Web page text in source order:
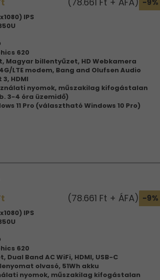
IPS
620
Magyar billentyűzet, HD Webkamera
LTE modem, Bang and Olufsen Audio
HDMI
nyomok, műszakilag kifogástalan
3-4 óra üzemidő)
11 Pro (választható Windows 10 Pro)
(78.661 Ft + ÁFA) -9%
IPS
620
Band AC WiFi, HDMI, USB-C
olvasó, 51Wh akku
nyomok, műszakilag kifogástalan